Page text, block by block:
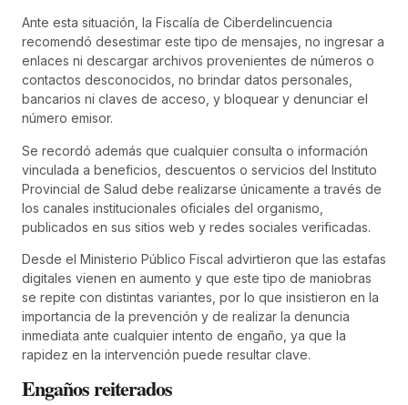
Ante esta situación, la Fiscalía de Ciberdelincuencia
recomendó desestimar este tipo de mensajes, no ingresar a
enlaces ni descargar archivos provenientes de números o
contactos desconocidos, no brindar datos personales,
bancarios ni claves de acceso, y bloquear y denunciar el
número emisor.
Se recordó además que cualquier consulta o información
vinculada a beneficios, descuentos o servicios del Instituto
Provincial de Salud debe realizarse únicamente a través de
los canales institucionales oficiales del organismo,
publicados en sus sitios web y redes sociales verificadas.
Desde el Ministerio Público Fiscal advirtieron que las estafas
digitales vienen en aumento y que este tipo de maniobras
se repite con distintas variantes, por lo que insistieron en la
importancia de la prevención y de realizar la denuncia
inmediata ante cualquier intento de engaño, ya que la
rapidez en la intervención puede resultar clave.
Engaños reiterados